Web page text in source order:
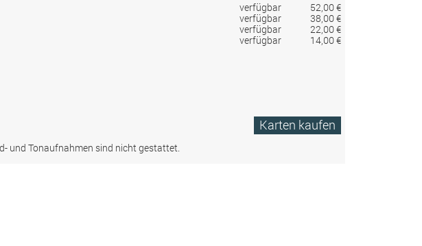
verfügbar
52,00 €
verfügbar
38,00 €
verfügbar
22,00 €
verfügbar
14,00 €
Karten kaufen
und Tonaufnahmen sind nicht gestattet.